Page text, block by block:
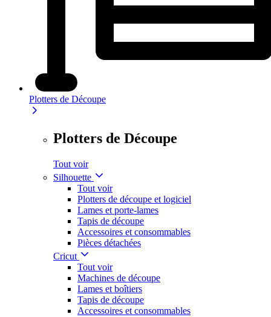
Plotters de Découpe
Plotters de Découpe
Tout voir
Silhouette
Tout voir
Plotters de découpe et logiciel
Lames et porte-lames
Tapis de découpe
Accessoires et consommables
Pièces détachées
Cricut
Tout voir
Machines de découpe
Lames et boîtiers
Tapis de découpe
Accessoires et consommables